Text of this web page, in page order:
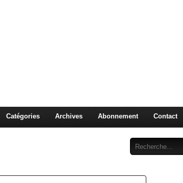
Catégories Archives Abonnement Contact